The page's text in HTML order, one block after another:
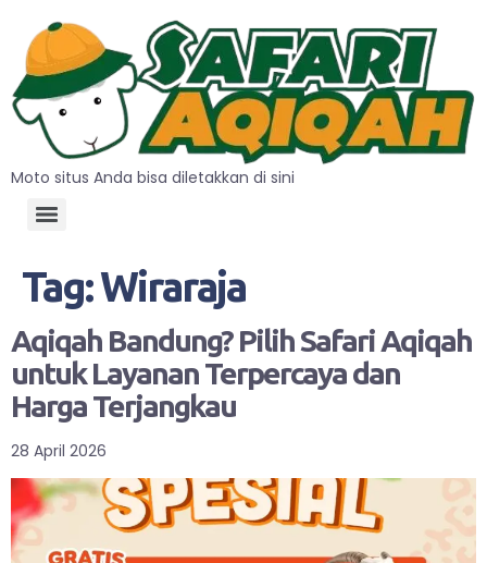
Moto situs Anda bisa diletakkan di sini
Tag:Wiraraja
Aqiqah Bandung? Pilih Safari Aqiqah
untuk Layanan Terpercaya dan
Harga Terjangkau
28 April 2026